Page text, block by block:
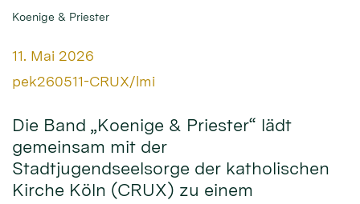
Koenige & Priester
Datum:
11. Mai 2026
Von:
pek260511-CRUX/lmi
Die Band „Koenige & Priester“ lädt
gemeinsam mit der
Stadtjugendseelsorge der katholischen
Kirche Köln (CRUX) zu einem